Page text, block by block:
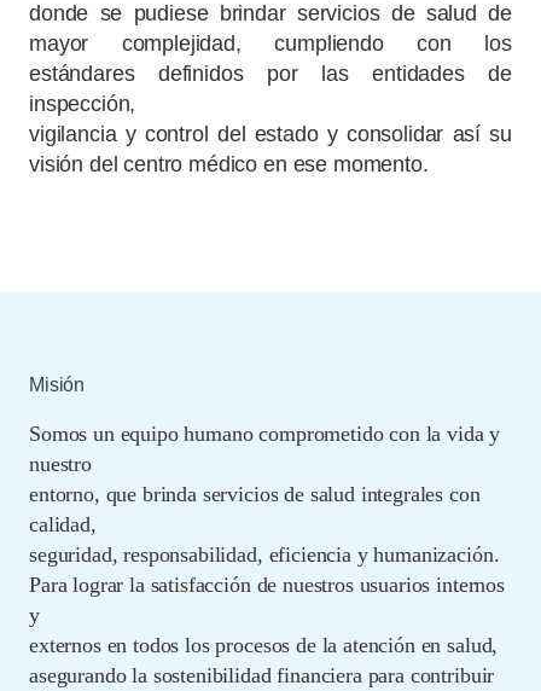
donde se pudiese brindar servicios de salud de
mayor complejidad, cumpliendo con los
estándares definidos por las entidades de
inspección,
vigilancia y control del estado y consolidar así su
visión del centro médico en ese momento.
Misión
Somos un equipo humano comprometido con la vida y
nuestro
entorno, que brinda servicios de salud integrales con
calidad,
seguridad, responsabilidad, eficiencia y humanización.
Para lograr la satisfacción de nuestros usuarios internos
y
externos en todos los procesos de la atención en salud,
asegurando la sostenibilidad financiera para contribuir